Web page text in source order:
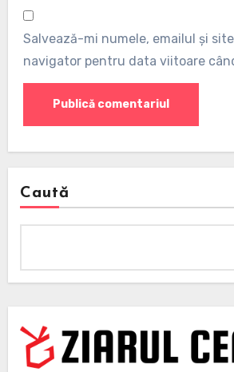
Salvează-mi numele, emailul și
navigator pentru data viitoare
Caută